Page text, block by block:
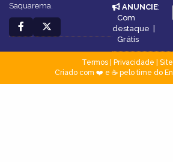
Saquarema.
ANUNCIE:
Com
destaque |
Grátis
Termos| Privacidade
Criado com ❤️ e ☕ pelo time do